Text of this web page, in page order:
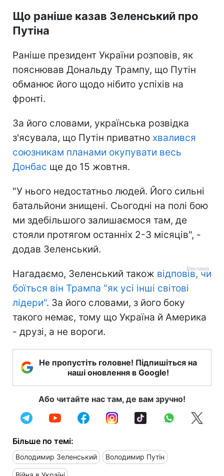
Що раніше казав Зеленський про
Путіна
Раніше президент України розповів, як
пояснював Дональду Трампу, що Путін
обманює його щодо нібито успіхів на
фронті.
За його словами, українська розвідка
з'ясувала, що Путін приватно хвалився
союзникам планами окупувати весь
Донбас ще до 15 жовтня.
"У нього недостатньо людей. Його сильні
батальйони знищені. Сьогодні на полі бою
ми здебільшого залишаємося там, де
стояли протягом останніх 2-3 місяців", -
додав Зеленський.
Нагадаємо, Зеленський також відповів, чи
боїться він Трампа "як усі інші світові
лідери". За його словами, з його боку
такого немає, тому що Україна й Америка
- друзі, а не вороги.
Не пропустіть головне! Підпишіться на
наші оновлення в Google!
Або читайте нас там, де вам зручно!
Більше по темі:
Володимир Зеленський Володимир Путін